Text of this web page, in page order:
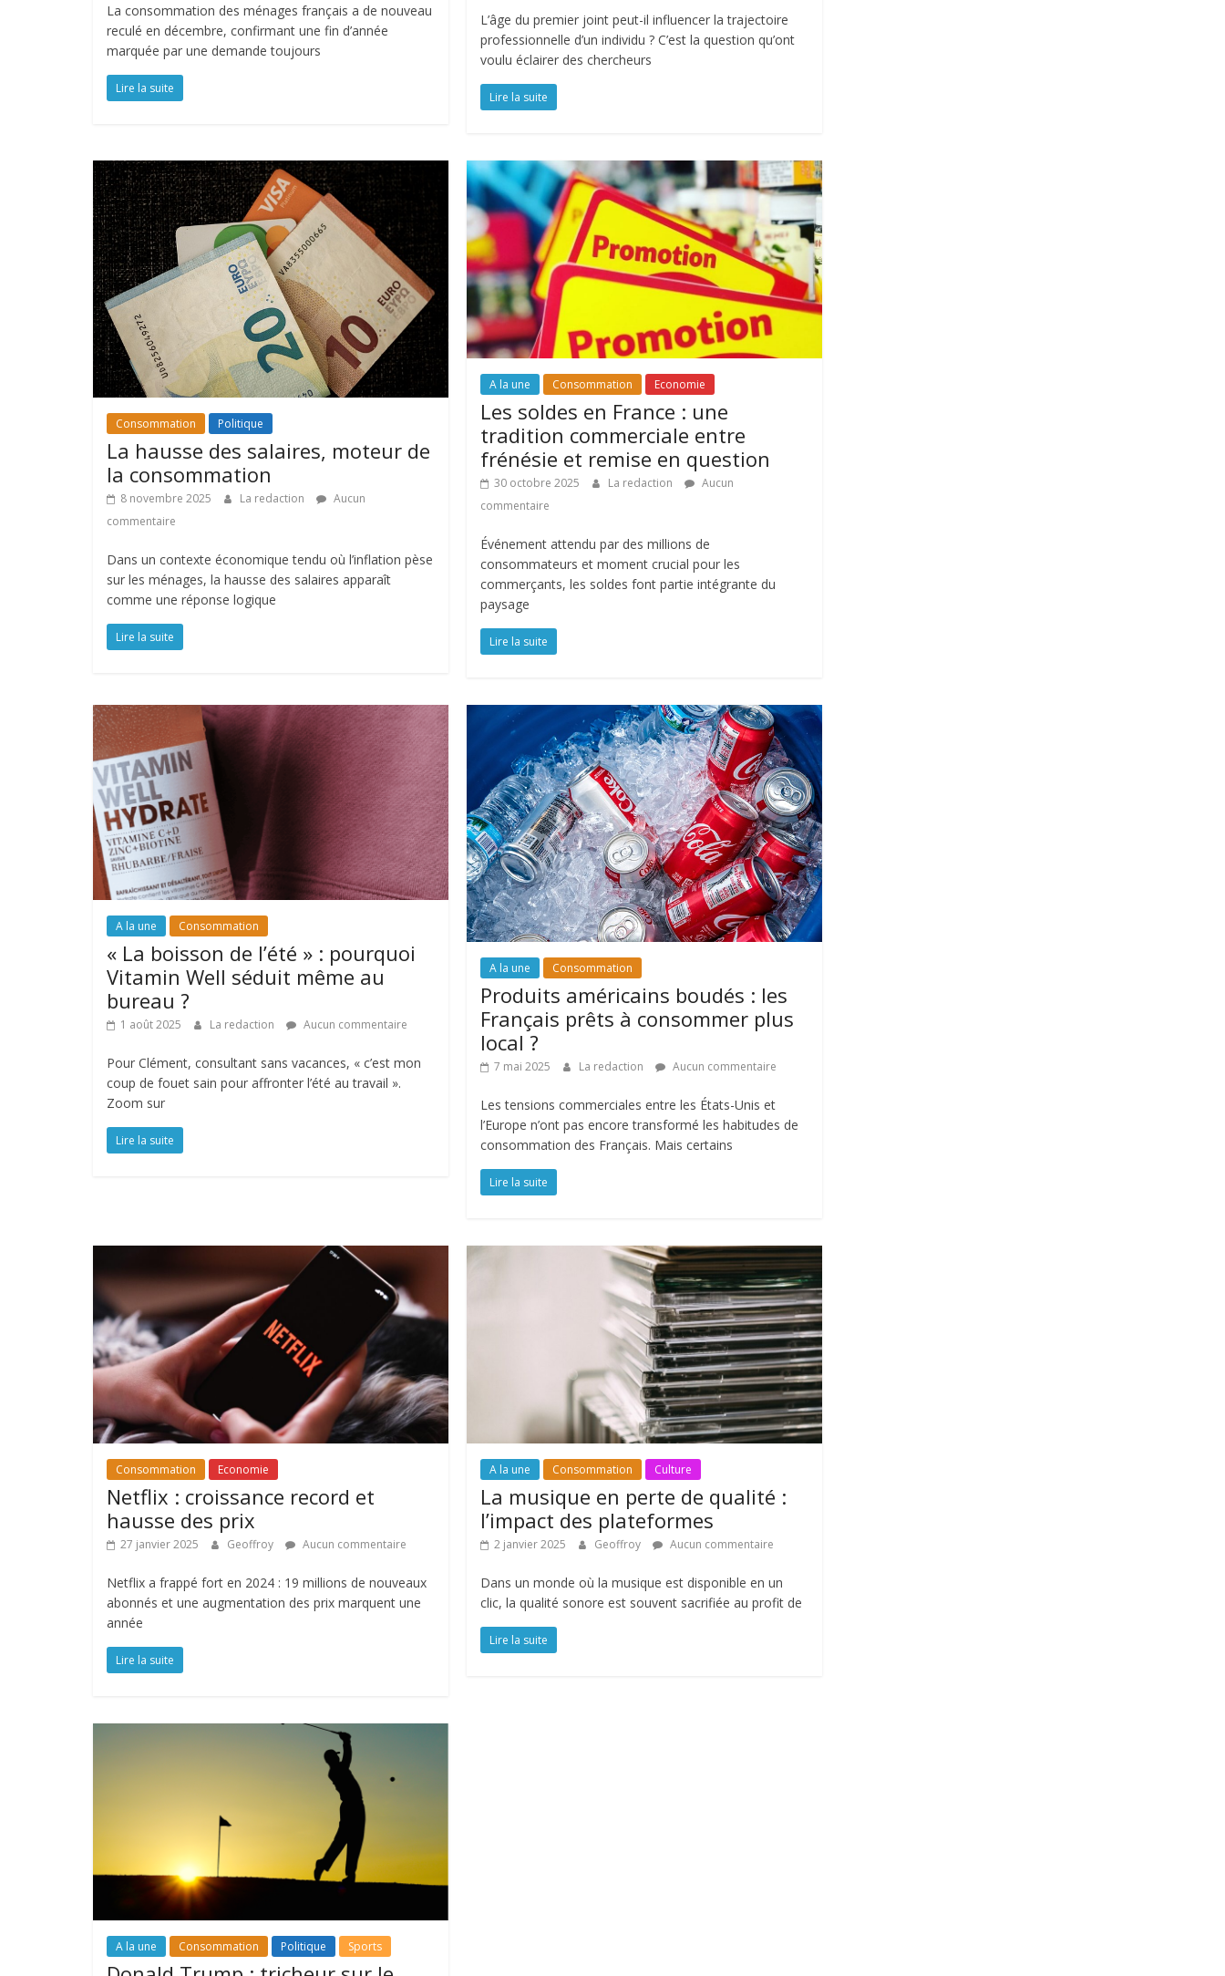
La consommation des ménages français a de nouveau
reculé en décembre, confirmant une fin d’année
marquée par une demande toujours
Lire la suite
L’âge du premier joint peut-il influencer la trajectoire
professionnelle d’un individu ? C’est la question qu’ont
voulu éclairer des chercheurs
Lire la suite
Consommation Politique
La hausse des salaires, moteur de
la consommation
8 novembre 2025 La redaction
Aucun
commentaire
Dans un contexte économique tendu où l’inflation pèse
sur les ménages, la hausse des salaires apparaît
comme une réponse logique
Lire la suite
A la une Consommation Economie
Les soldes en France : une
tradition commerciale entre
frénésie et remise en question
30 octobre 2025 La redaction
Aucun
commentaire
Événement attendu par des millions de
consommateurs et moment crucial pour les
commerçants, les soldes font partie intégrante du
paysage
Lire la suite
A la une Consommation
« La boisson de l’été » : pourquoi
Vitamin Well séduit même au
bureau ?
1 août 2025 La redaction Aucun commentaire
Pour Clément, consultant sans vacances, « c’est mon
coup de fouet sain pour affronter l’été au travail ».
Zoom sur
Lire la suite
A la une Consommation
Produits américains boudés : les
Français prêts à consommer plus
local ?
7 mai 2025 La redaction Aucun commentaire
Les tensions commerciales entre les États-Unis et
l’Europe n’ont pas encore transformé les habitudes de
consommation des Français. Mais certains
Lire la suite
Consommation Economie
Netflix : croissance record et
hausse des prix
27 janvier 2025 Geoffroy Aucun commentaire
Netflix a frappé fort en 2024 : 19 millions de nouveaux
abonnés et une augmentation des prix marquent une
année
Lire la suite
A la une Consommation Culture
La musique en perte de qualité :
l’impact des plateformes
2 janvier 2025 Geoffroy Aucun commentaire
Dans un monde où la musique est disponible en un
clic, la qualité sonore est souvent sacrifiée au profit de
Lire la suite
A la une Consommation Politique Sports